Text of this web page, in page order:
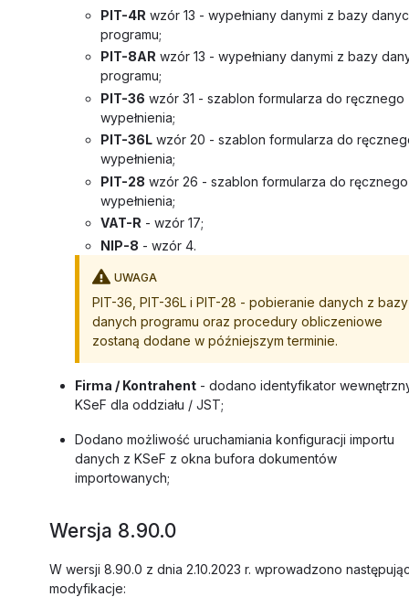
PIT-4R wzór 13 - wypełniany danymi z bazy
programu;
PIT-8AR wzór 13 - wypełniany danymi z bazy
programu;
PIT-36 wzór 31 - szablon formularza do ręcznego
wypełnienia;
PIT-36L wzór 20 - szablon formularza do
wypełnienia;
PIT-28 wzór 26 - szablon formularza do ręcznego
wypełnienia;
VAT-R - wzór 17;
NIP-8 - wzór 4.
UWAGA
PIT-36, PIT-36L i PIT-28 - pobieranie danych z bazy
danych programu oraz procedury obliczeniowe
zostaną dodane w późniejszym terminie.
Firma / Kontrahent - dodano identyfikator
KSeF dla oddziału / JST;
Dodano możliwość uruchamiania konfiguracji importu
danych z KSeF z okna bufora dokumentów
importowanych;
Wersja 8.90.0
W wersji 8.90.0 z dnia 2.10.2023 r. wprowadzono
modyfikacje: